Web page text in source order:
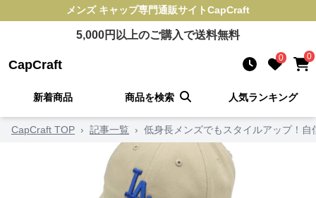
メンズ キャップ専門通販サイトCapCraft
5,000円以上のご購入で送料無料
CapCraft 0 0
新着商品 商品を検索 人気ランキング
CapCraft TOP › 記事一覧 › 低身長メンズでもスタイルアップ！